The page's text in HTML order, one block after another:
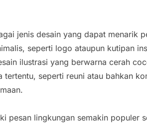
jenis desain yang dapat menarik
seperti logo ataupun kutipan
ilustrasi yang berwarna cerah
seperti reuni atau bahkan
pesan lingkungan semakin populer